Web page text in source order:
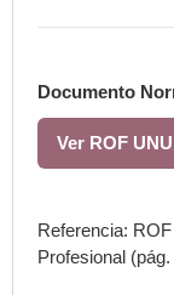
Documento
Ver ROF
Referencia:
Profesional (pág.